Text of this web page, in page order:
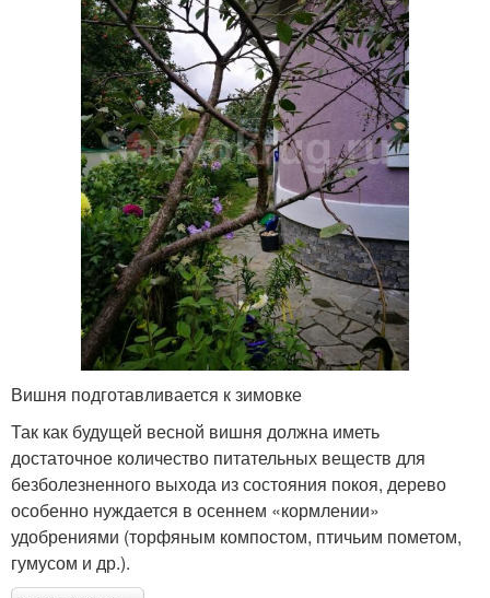
Вишня подготавливается к зимовке
Так как будущей весной вишня должна иметь
достаточное количество питательных веществ для
безболезненного выхода из состояния покоя, дерево
особенно нуждается в осеннем «кормлении»
удобрениями (торфяным компостом, птичьим пометом,
гумусом и др.).